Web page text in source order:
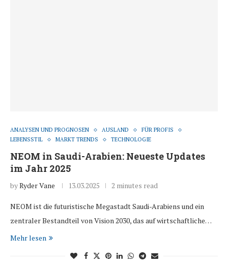
ANALYSEN UND PROGNOSEN AUSLAND
FÜR PROFIS
LEBENSSTIL
MARKT TRENDS TECHNOLOGIE
NEOM in Saudi-Arabien: Neueste Updates
im Jahr 2025
byRyder Vane 13.03.2025 2 minutes read
NEOM ist die futuristische Megastadt Saudi-Arabiens und ein
zentraler Bestandteil von Vision 2030, das auf wirtschaftliche…
Mehr lesen